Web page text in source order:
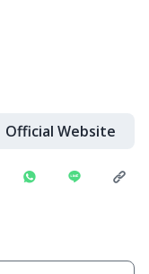
Official Website